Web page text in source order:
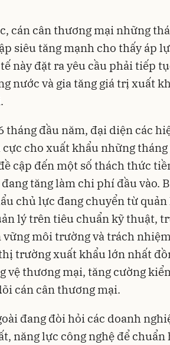
cán cân thương mại những
siêu tăng mạnh cho thấy áp
này đặt ra yêu cầu phải tiếp
nước và gia tăng giá trị xuất
tháng đầu năm, đại diện các
cho xuất khẩu những
cập đến một số thách thức
tăng làm chi phí đầu vào.
chủ lực đang chuyển từ quản
lý trên tiêu chuẩn kỹ thuật,
vững môi trường và trách
trường xuất khẩu lớn nhất
vệ thương mại, tăng cường
cán cân thương mại.
đang đòi hỏi các doanh
năng lực công nghệ để chuẩn